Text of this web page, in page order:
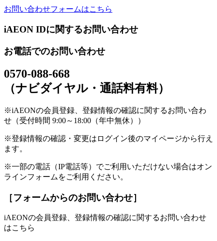
お問い合わせフォームはこちら
iAEON IDに関するお問い合わせ
お電話でのお問い合わせ
0570-088-668
（ナビダイヤル・通話料有料）
※iAEONの会員登録、登録情報の確認に関するお問い合わ
せ（受付時間 9:00～18:00（年中無休））
※登録情報の確認・変更はログイン後のマイページから行え
ます。
※一部の電話（IP電話等）でご利用いただけない場合はオン
ラインフォームをご利用ください。
［フォームからのお問い合わせ］
iAEONの会員登録、登録情報の確認に関するお問い合わせ
はこちら